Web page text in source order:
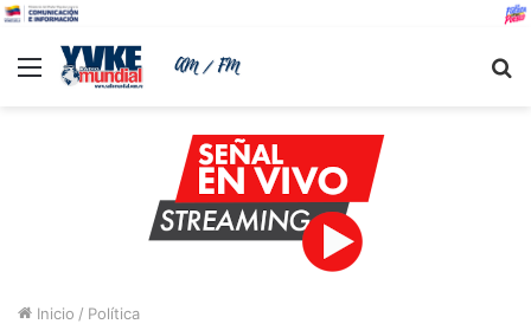
Menu
Inicio / Política